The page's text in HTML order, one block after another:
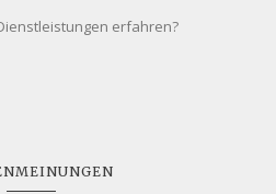
erfahren?